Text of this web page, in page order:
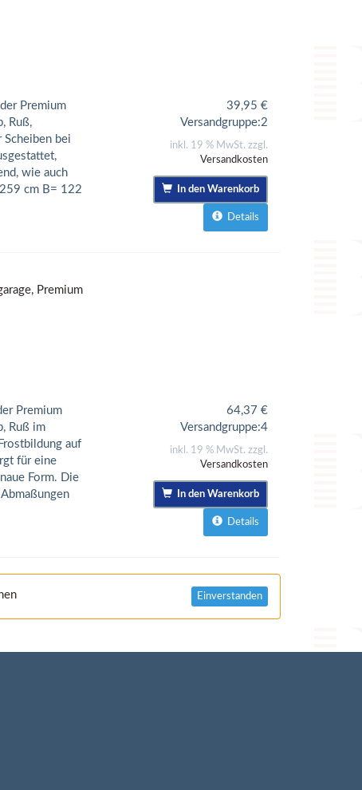
Premium
Ruß,
Scheiben bei
wie auch
cm B= 122
39,95 €
Versandgruppe:2
inkl. 19 % MwSt. zzgl.
Versandkosten
In den Warenkorb
Details
Premium
Premium
Ruß im
auf
für eine
Form. Die
64,37 €
Versandgruppe:4
inkl. 19 % MwSt. zzgl.
Versandkosten
In den Warenkorb
Details
Einverstanden